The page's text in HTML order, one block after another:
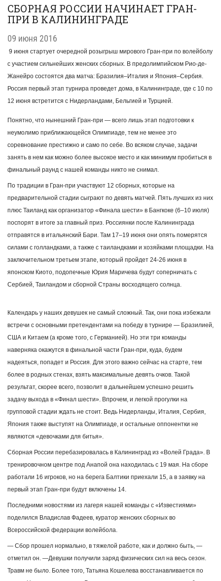
СБОРНАЯ РОССИИ НАЧИНАЕТ ГРАН-
ПРИ В КАЛИНИНГРАДЕ
09 июня 2016
9 июня стартует очередной розыгрыш мирового Гран-при по волейболу
с участием сильнейших женских сборных. В предолимпийском Рио-де-
Жанейро состоятся два матча: Бразилия–Италия и Япония–Сербия.
Россия первый этап турнира проведет дома, в Калининграде, где с 10 по
12 июня встретится с Нидерландами, Бельгией и Турцией.
Понятно, что нынешний Гран-при — всего лишь этап подготовки к
неумолимо приближающейся Олимпиаде, тем не менее это
соревнование престижно и само по себе. Во всяком случае, задачи
занять в нем как можно более высокое место и как минимум пробиться в
финальный раунд с нашей команды никто не снимал.
По традиции в Гран-при участвуют 12 сборных, которые на
предварительной стадии сыграют по девять матчей. Пять лучших из них
плюс Таиланд как организатор «Финала шести» в Бангкоке (6–10 июля)
поспорят в итоге за главный приз. Россиянки после Калининграда
отправятся в итальянский Бари. Там 17–19 июня они опять померятся
силами с голландками, а также с таиландками и хозяйками площадки. На
заключительном третьем этапе, который пройдет 24-26 июня в
японском Киото, подопечные Юрия Маричева будут соперничать с
Сербией, Таиландом и сборной Страны восходящего солнца.
Календарь у наших девушек не самый сложный. Так, они пока избежали
встречи с основными претендентами на победу в турнире — Бразилией,
США и Китаем (а кроме того, с Германией). Но эти три команды
наверняка окажутся в финальной части Гран-при, куда, будем
надеяться, попадет и Россия. Для этого важно сейчас на старте, тем
более в родных стенах, взять максимальные девять очков. Такой
результат, скорее всего, позволит в дальнейшем успешно решить
задачу выхода в «Финал шести». Впрочем, и легкой прогулки на
групповой стадии ждать не стоит. Ведь Нидерланды, Италия, Сербия,
Япония также выступят на Олимпиаде, и остальные оппонентки не
являются «девочками для битья».
Сборная России перебазировалась в Калининград из «Волей Града». В
тренировочном центре под Анапой она находилась с 19 мая. На сборе
работали 16 игроков, но на берега Балтики приехали 15, а в заявку на
первый этап Гран-при будут включены 14.
Последними новостями из лагеря нашей команды с «Известиями»
поделился Владислав Фадеев, куратор женских сборных во
Всероссийской федерации волейбола.
— Сбор прошел нормально, в тяжелой работе, как и должно быть, —
отметил он. —Девушки получили заряд физических сил на весь сезон.
Травм не было. Более того, Татьяна Кошелева восстанавливается по